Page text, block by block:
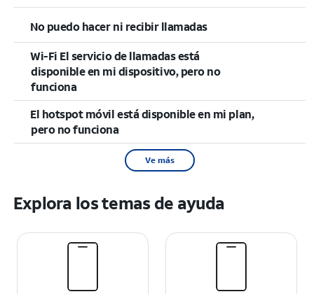
No puedo hacer ni recibir llamadas
Wi-Fi El servicio de llamadas está
disponible en mi dispositivo, pero no
funciona
El hotspot móvil está disponible en mi plan,
pero no funciona
Ve más
Explora los temas de ayuda